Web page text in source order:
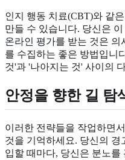
인지 행동 치료(CBT)와 같
만들 수 있습니다. 당신은
온라인 평가를 받는 것은 의
를 수집하는 좋은 방법입니
것'과 '나아지는 것' 사이의
안정을 향한 길 탐
이러한 전략들을 작업하면
것을 기억하세요. 당신의 경
입할 때마다, 당신은 분노